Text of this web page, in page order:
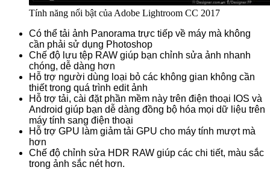
Tính năng nổi bật của Adobe Lightroom CC 2017
Có thể tải ảnh Panorama trực tiếp về máy mà không
cần phải sử dụng Photoshop
Chế độ lưu tệp RAW giúp bạn chỉnh sửa ảnh nhanh
chóng, dễ dàng hơn
Hỗ trợ người dùng loại bỏ các không gian không cần
thiết trong quá trình edit ảnh
Hỗ trợ tải, cài đặt phần mềm này trên điện thoại IOS và
Android giúp bạn dễ dàng đồng bộ hóa mọi dữ liệu trên
máy tính sang điện thoại
Hỗ trợ GPU làm giảm tải GPU cho máy tính mượt mà
hơn
Chế độ chỉnh sửa HDR RAW giúp các chi tiết, màu sắc
trong ảnh sắc nét hơn.